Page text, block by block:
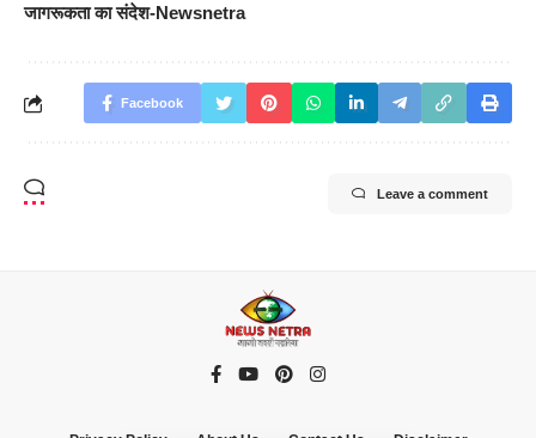
जागरूकता का संदेश-Newsnetra
Facebook
Leave a comment